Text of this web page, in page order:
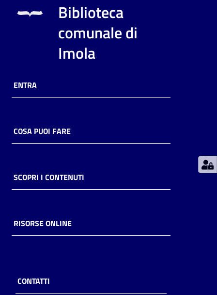
Archivio
per
la
Catalogo
Biblioteca
comunale di
Imola
ENTRA
COSA PUOI FARE
SCOPRI I CONTENUTI
RISORSE ONLINE
CONTATTI